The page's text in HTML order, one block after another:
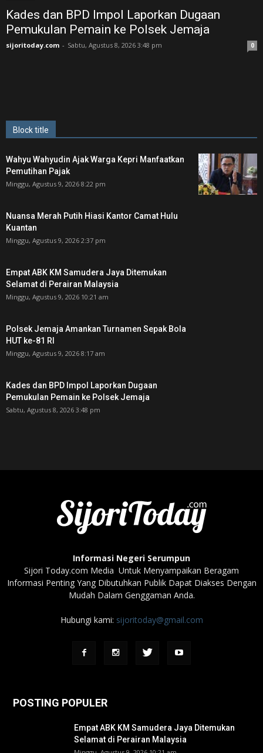
Kades dan BPD Impol Laporkan Dugaan
Pemukulan Pemain ke Polsek Jemaja
sijoritoday.com - Sabtu, Agustus 8, 2026 3:48 pm 0
Block title
Wahyu Wahyudin Ajak Warga Kepri Manfaatkan
Pemutihan Pajak
Minggu, Agustus 9, 2026 8:22 pm
Nuansa Merah Putih Hiasi Kantor Camat Hulu
Kuantan
Minggu, Agustus 9, 2026 2:37 pm
Empat ABK KM Samudera Jaya Ditemukan
Selamat di Perairan Malaysia
Minggu, Agustus 9, 2026 10:21 am
Polsek Jemaja Amankan Turnamen Sepak Bola
HUT ke-81 RI ‎
Minggu, Agustus 9, 2026 8:17 am
Kades dan BPD Impol Laporkan Dugaan
Pemukulan Pemain ke Polsek Jemaja
Sabtu, Agustus 8, 2026 3:48 pm
Informasi Negeri Serumpun
Sijori Today.com Media Untuk Menyampaikan Beragam
Informasi Penting Yang Dibutuhkan Publik Dapat Diakses Dengan
Mudah Dalam Genggaman Anda.
Hubungi kami: sijoritoday@gmail.com
POSTING POPULER
Empat ABK KM Samudera Jaya Ditemukan
Selamat di Perairan Malaysia